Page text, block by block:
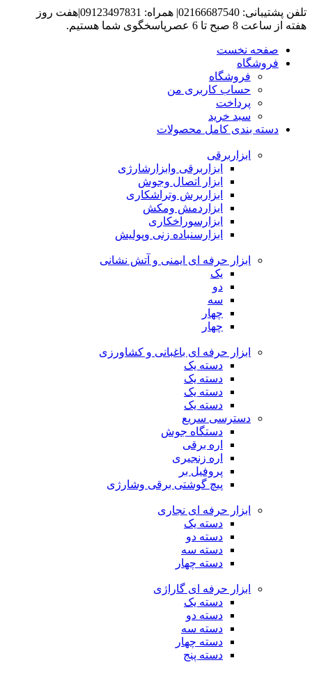
تلفن پشتیبانی: 02166687540| همراه: 09123497831|هفت روز
هفته از ساعت 8 صبح تا 6 عصرپاسخگوی شما هستیم.
صفحه نخست
فروشگاه
فروشگاه
حساب کاربری من
پرداخت
سبد خرید
دسته بندی کامل محصولات
ابزاربرقی
ابزاربرقی وابزارشارژی
ابزار اتصال وجوش
ابزاربرش وتراشکاری
ابزاردمش ومکش
ابزارسوراخکاری
ابزارسنباده زنی وپولیش
ابزار حرفه ای ایمنی و آتش نشانی
یک
دو
سه
چهار
چهار
ابزار حرفه ای باغبانی و کشاورزی
دسته یک
دسته یک
دسته یک
دسته یک
دسترسی سریع
دستگاه جوش
اره برقی
اره زنجیری
پروفیل بر
پیچ گوشتی برقی وشارژی
ابزار حرفه ای نجاری
دسته یک
دسته دو
دسته سه
دسته چهار
ابزار حرفه ای گاراژی
دسته یک
دسته دو
دسته سه
دسته چهار
دسته پنج